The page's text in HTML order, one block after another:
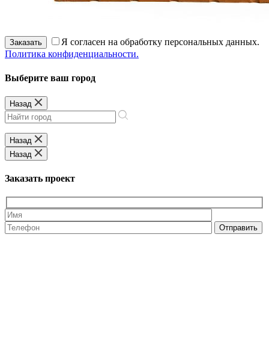
Заказать
Я согласен на обработку персональных данных.
Политика конфиденциальности.
Выберите ваш город
Назад
Назад
Назад
Заказать проект